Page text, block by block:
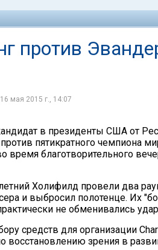
против
мая 2015 г., 14:07
в президенты США от
пятикратного чемпиона
время благотворительного
Холифилд провели два
и выбросил полотенце. Их
не обменивались
средств для организации
восстановлению зрения в